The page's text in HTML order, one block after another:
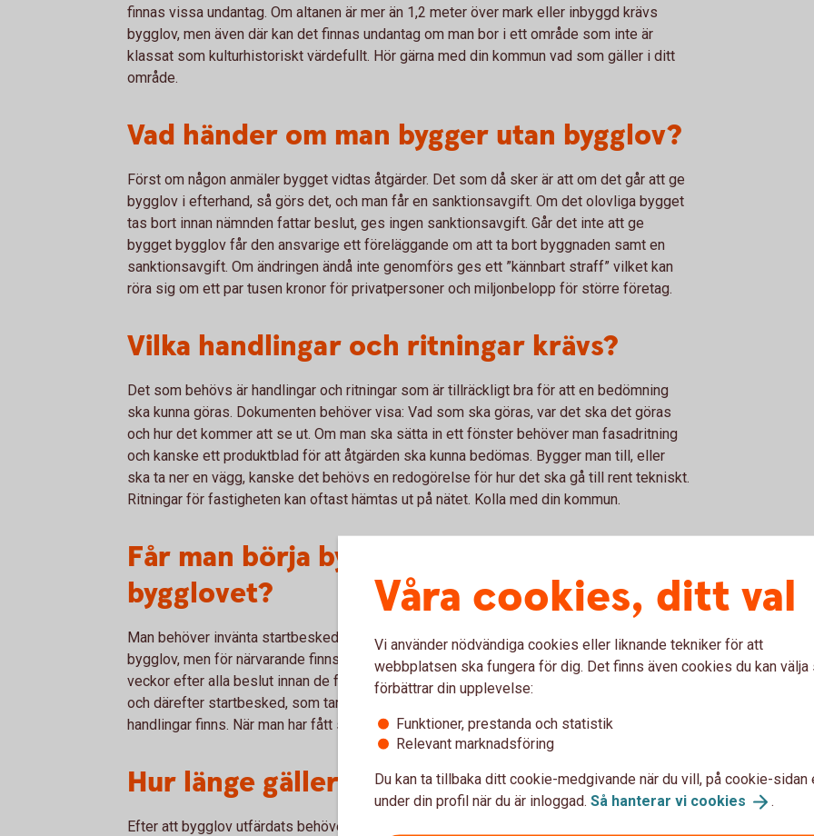
finnas vissa undantag. Om altanen är mer än 1,2 meter över mark eller inbyggd krävs
bygglov, men även där kan det finnas undantag om man bor i ett område som inte är
klassat som kulturhistoriskt värdefullt. Hör gärna med din kommun vad som gäller i ditt
område.
Vad händer om man bygger utan bygglov?
Först om någon anmäler bygget vidtas åtgärder. Det som då sker är att om det går att ge
bygglov i efterhand, så görs det, och man får en sanktionsavgift. Om det olovliga bygget
tas bort innan nämnden fattar beslut, ges ingen sanktionsavgift. Går det inte att ge
bygget bygglov får den ansvarige ett föreläggande om att ta bort byggnaden samt en
sanktionsavgift. Om ändringen ändå inte genomförs ges ett ”kännbart straff” vilket kan
röra sig om ett par tusen kronor för privatpersoner och miljonbelopp för större företag.
Vilka handlingar och ritningar krävs?
Det som behövs är handlingar och ritningar som är tillräckligt bra för att en bedömning
ska kunna göras. Dokumenten behöver visa: Vad som ska göras, var det ska det göras
och hur det kommer att se ut. Om man ska sätta in ett fönster behöver man fasadritning
och kanske ett produktblad för att åtgärden ska kunna bedömas. Bygger man till, eller
ska ta ner en vägg, kanske det behövs en redogörelse för hur det ska gå till rent tekniskt.
Ritningar för fastigheten kan oftast hämtas ut på nätet. Kolla med din kommun.
Får man börja bygga direkt när man fått
bygglovet?
Man behöver invänta startbesked. I enklare ärenden brukar man få det när man får sitt
bygglov, men för närvarande finns en svensk lag som säger att det behöver gå fyra
veckor efter alla beslut innan de får verkställas. I större projekt söker man först bygglov
och därefter startbesked, som tar ungefär fyra veckor att få under förutsättning att alla
handlingar finns. När man har fått startbeskedet är det bara att börja bygga.
Hur länge gäller bygglovet?
Efter att bygglov utfärdats behöver det påbörjas inom två år och avslutas inom fem år.
Våra cookies, ditt val
Vi använder nödvändiga cookies eller liknande tekniker för att
webbplatsen ska fungera för dig. Det finns även cookies du kan välja
förbättrar din upplevelse:
Funktioner, prestanda och statistik
Relevant marknadsföring
Du kan ta tillbaka ditt cookie-medgivande när du vill, på cookie-sidan
under din profil när du är inloggad. Så hanterar vi cookies .